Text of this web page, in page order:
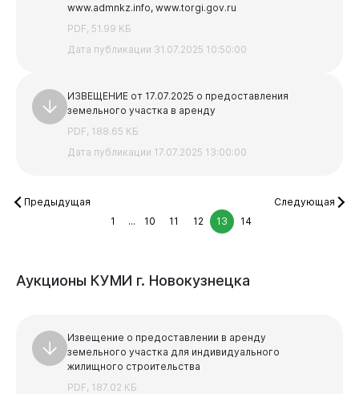
www.admnkz.info, www.torgi.gov.ru
PDF, 51.99 КБ
Дата публикации 31.07.2025 10:50:00
ИЗВЕЩЕНИЕ от 17.07.2025 о предоставления
земельного участка в аренду
PDF, 188.65 КБ
Дата публикации 17.07.2025 13:00:00
Предыдущая
1
... 10 11 12 13 14
Следующая
Аукционы КУМИ г. Новокузнецка
Извещение о предоставлении в аренду
земельного участка для индивидуального
жилищного строительства
PDF, 187.02 КБ